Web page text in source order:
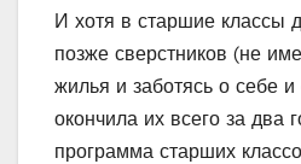
И хотя в старшие классы
позже сверстников (не
жилья и заботясь о себе
окончила их всего за
программа старших